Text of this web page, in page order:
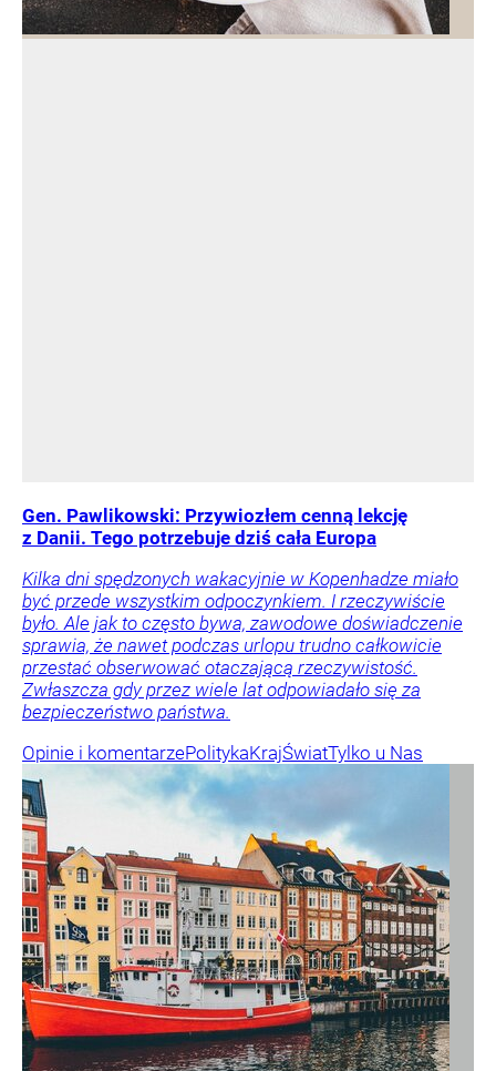
Gen. Pawlikowski: Przywiozłem cenną lekcję
z Danii. Tego potrzebuje dziś cała Europa
Kilka dni spędzonych wakacyjnie w Kopenhadze miało
być przede wszystkim odpoczynkiem. I rzeczywiście
było. Ale jak to często bywa, zawodowe doświadczenie
sprawia, że nawet podczas urlopu trudno całkowicie
przestać obserwować otaczającą rzeczywistość.
Zwłaszcza gdy przez wiele lat odpowiadało się za
bezpieczeństwo państwa.
Opinie i komentarzePolitykaKrajŚwiatTylko u Nas